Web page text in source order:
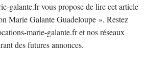
galante.fr vous propose de lire cet article
Marie Galante Guadeloupe ». Restez
marie-galante.fr et nos réseaux
des futures annonces.